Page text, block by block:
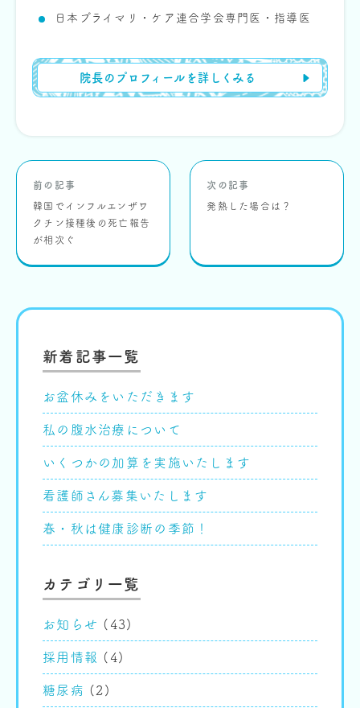
日本プライマリ・ケア連合学会専門医・指導医
院長のプロフィールを詳しくみる
前の記事
韓国でインフルエンザワ
クチン接種後の死亡報告
が相次ぐ
次の記事
発熱した場合は？
新着記事一覧
お盆休みをいただきます
私の腹水治療について
いくつかの加算を実施いたします
看護師さん募集いたします
春・秋は健康診断の季節！
カテゴリ一覧
お知らせ (43)
採用情報 (4)
糖尿病 (2)